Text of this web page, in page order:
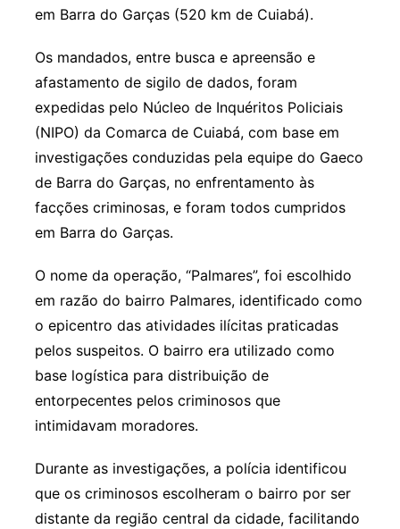
em Barra do Garças (520 km de Cuiabá).
Os mandados, entre busca e apreensão e
afastamento de sigilo de dados, foram
expedidas pelo Núcleo de Inquéritos Policiais
(NIPO) da Comarca de Cuiabá, com base em
investigações conduzidas pela equipe do Gaeco
de Barra do Garças, no enfrentamento às
facções criminosas, e foram todos cumpridos
em Barra do Garças.
O nome da operação, “Palmares”, foi escolhido
em razão do bairro Palmares, identificado como
o epicentro das atividades ilícitas praticadas
pelos suspeitos. O bairro era utilizado como
base logística para distribuição de
entorpecentes pelos criminosos que
intimidavam moradores.
Durante as investigações, a polícia identificou
que os criminosos escolheram o bairro por ser
distante da região central da cidade, facilitando